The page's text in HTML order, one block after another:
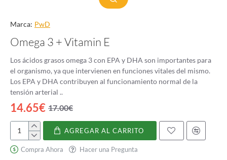
Marca: PwD
Omega 3 + Vitamin E
Los ácidos grasos omega 3 con EPA y DHA son importantes para
el organismo, ya que intervienen en funciones vitales del mismo.
Los EPA y DHA contribuyen al funcionamiento normal de la
tensión arterial ..
14.65€ 17.00€
Omega
3
+
AGREGAR AL CARRITO
Compra Ahora Hacer una Pregunta